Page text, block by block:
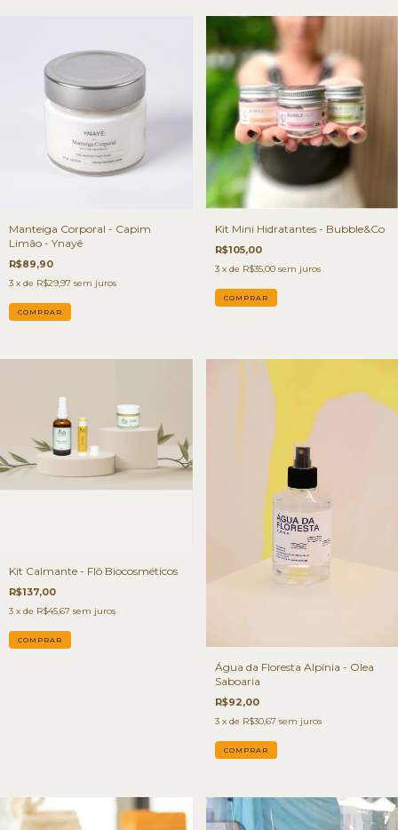
Manteiga Corporal - Capim
Limão - Ynayê
R$89,90
3 x de R$29,97 sem juros
Kit Mini Hidratantes - Bubble&Co
R$105,00
3 x de R$35,00 sem juros
Kit Calmante - Flô Biocosméticos
R$137,00
3 x de R$45,67 sem juros
Água da Floresta Alpínia - Olea
Saboaria
R$92,00
3 x de R$30,67 sem juros